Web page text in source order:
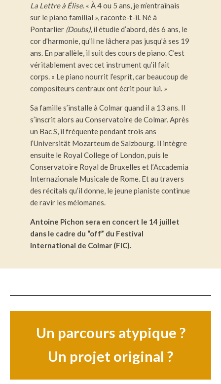
La Lettre à Élise. « À 4 ou 5 ans, je m’entraînais
sur le piano familial », raconte-t-il. Né à
Pontarlier (Doubs), il étudie d’abord, dès 6 ans, le
cor d’harmonie, qu’il ne lâchera pas jusqu’à ses 19
ans. En parallèle, il suit des cours de piano. C’est
véritablement avec cet instrument qu’il fait
corps. « Le piano nourrit l’esprit, car beaucoup de
compositeurs centraux ont écrit pour lui. »
Sa famille s’installe à Colmar quand il a 13 ans. Il
s’inscrit alors au Conservatoire de Colmar. Après
un Bac S, il fréquente pendant trois ans
l’Universität Mozarteum de Salzbourg. Il intègre
ensuite le Royal College of London, puis le
Conservatoire Royal de Bruxelles et l’Accademia
Internazionale Musicale de Rome. Et au travers
des récitals qu’il donne, le jeune pianiste continue
de ravir les mélomanes.
Antoine Pichon sera en concert le 14 juillet
dans le cadre du “off” du Festival
international de Colmar (FIC).
Un parcours atypique ?
Un projet original ?